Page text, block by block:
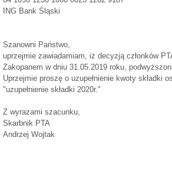
ING Bank Śląski
Szanowni Państwo,
uprzejmie zawiadamiam, iż decyzją członków
Zakopanem w dniu 31.05.2019 roku,
Uprzejmie proszę o uzupełnienie kwoty składki
"uzupełnienie składki 2020r."
Z wyrazami szacunku,
Skarbnik PTA
Andrzej Wojtak